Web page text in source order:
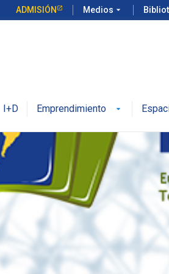
ADMISIÓN Medios arrow_drop_down
I+D Emprendimiento